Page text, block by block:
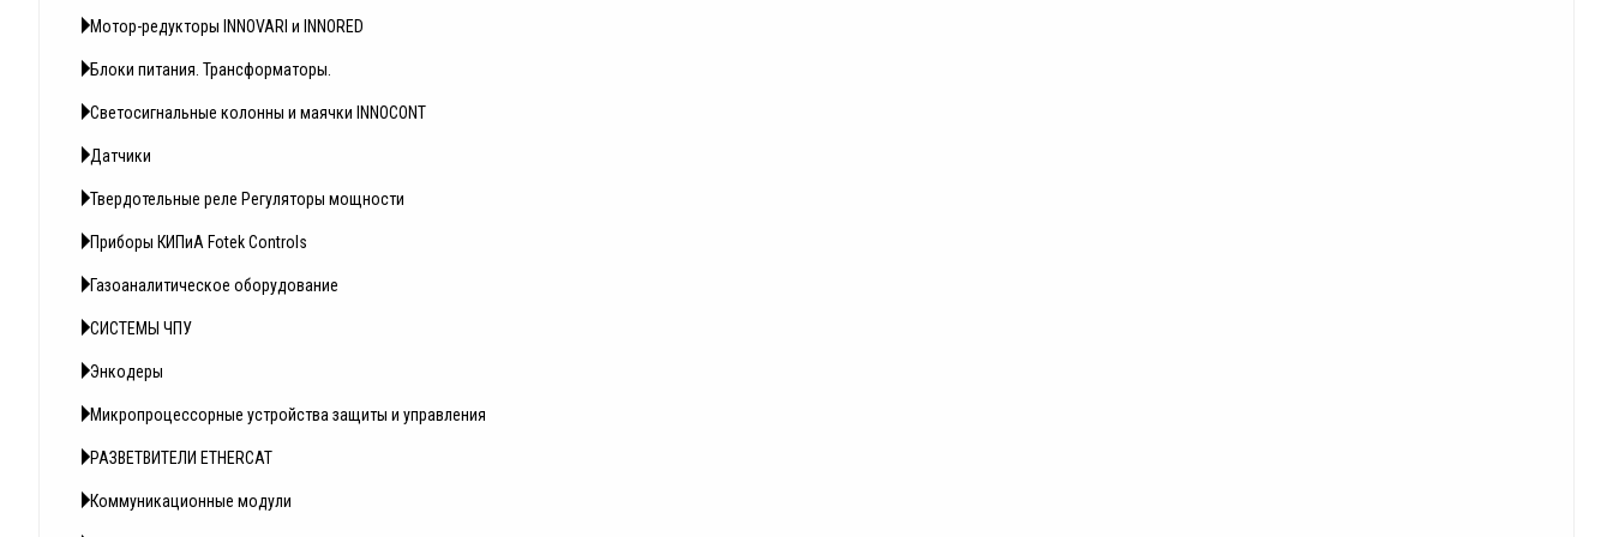
Мотор-редукторы INNOVARI и INNORED
Блоки питания. Трансформаторы.
Светосигнальные колонны и маячки INNOCONT
Датчики
Твердотельные реле Регуляторы мощности
Приборы КИПиА Fotek Controls
Газоаналитическое оборудование
СИСТЕМЫ ЧПУ
Энкодеры
Микропроцессорные устройства защиты и управления
РАЗВЕТВИТЕЛИ ETHERCAT
Коммуникационные модули